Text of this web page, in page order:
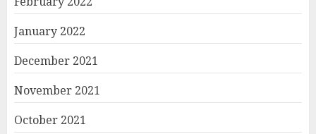
January 2022
December 2021
November 2021
October 2021